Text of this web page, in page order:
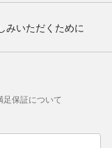
みいただくために
足保証について